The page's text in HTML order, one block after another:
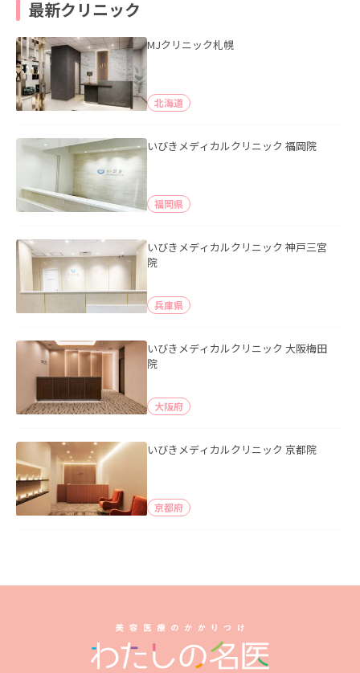
最新クリニック
MJクリニック札幌
北海道
いびきメディカルクリニック 福岡院
福岡県
いびきメディカルクリニック 神戸三宮
院
兵庫県
いびきメディカルクリニック 大阪梅田
院
大阪府
いびきメディカルクリニック 京都院
京都府